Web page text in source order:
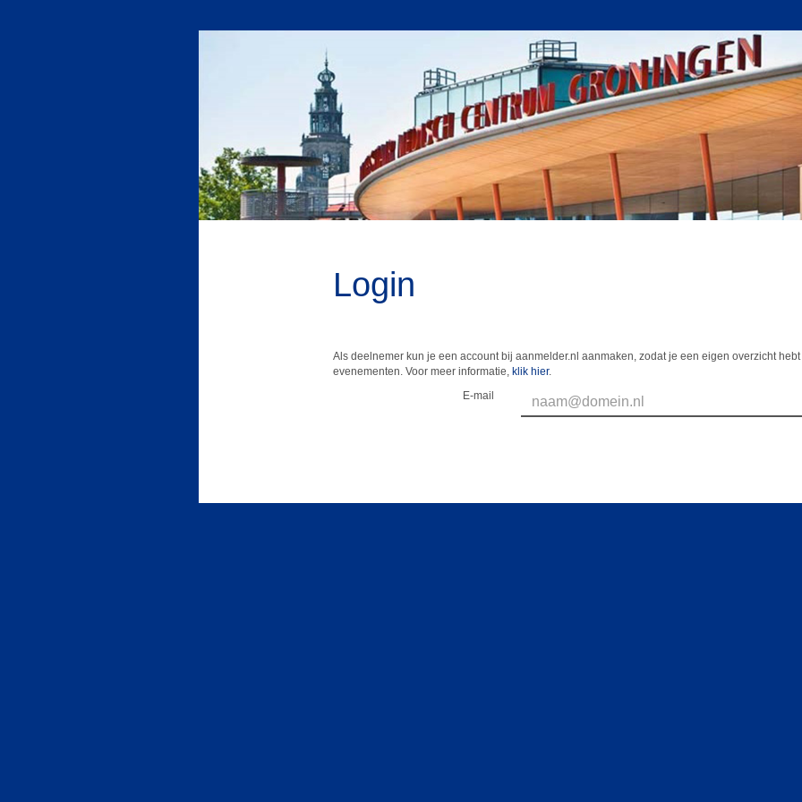
Login
Als deelnemer kun je een account bij aanmelder.nl aanmaken, zodat je een eigen overzicht
evenementen. Voor meer informatie, klik hier.
E-mail